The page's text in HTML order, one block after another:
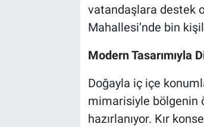
vatandaşlara destek
Mahallesi’nde bin
Modern Tasarımıyla
Doğayla iç içe
mimarisiyle bölgenin
hazırlanıyor. Kır